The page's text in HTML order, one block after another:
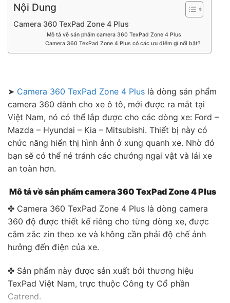
Nội Dung
Camera 360 TexPad Zone 4 Plus
Mô tả về sản phẩm camera 360 TexPad Zone 4 Plus
Camera 360 TexPad Zone 4 Plus có các ưu điểm gì nổi bật?
➤ Camera 360 TexPad Zone 4 Plus là dòng sản phẩm
camera 360 dành cho xe ô tô, mới được ra mắt tại
Việt Nam, nó có thể lắp được cho các dòng xe: Ford –
Mazda – Hyundai – Kia – Mitsubishi. Thiết bị này có
chức năng hiển thị hình ảnh ở xung quanh xe. Nhờ đó
bạn sẽ có thể né tránh các chướng ngại vật và lái xe
an toàn hơn.
Mô tả về sản phẩm camera 360 TexPad Zone 4 Plus
✤ Camera 360 TexPad Zone 4 Plus là dòng camera
360 độ được thiết kế riêng cho từng dòng xe, được
cắm zắc zin theo xe và không cần phải độ chế ảnh
hưởng đến điện của xe.
✤ Sản phẩm này được sản xuất bởi thương hiệu
TexPad Việt Nam, trực thuộc Công ty Cổ phần
Catrend.